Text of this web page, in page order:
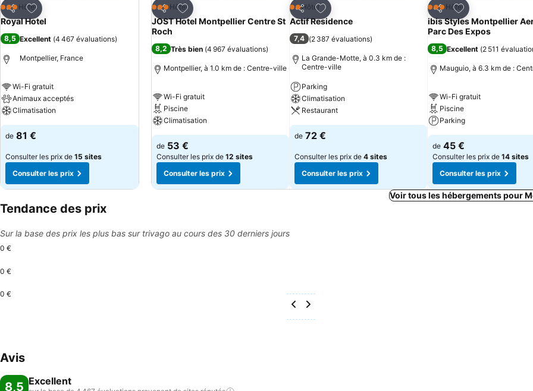
Partager
Ajouter à mes favoris
3 ÉtoilesHôtel
Royal Hotel
8,5 Excellent (4 467 évaluations)
Montpellier, France
Wi-Fi gratuit
Animaux acceptés
Climatisation
de 81 €
Consulter les prix de 15 sites
Consulter les prix
Partager
Ajouter à mes favoris
3 ÉtoilesHôtel
JOST Hotel Montpellier Centre St
Roch
8,2 Très bien (4 967 évaluations)
Montpellier, à 1.0 km de : Centre-ville
Wi-Fi gratuit
Piscine
Climatisation
de 53 €
Consulter les prix de 12 sites
Consulter les prix
Partager
Ajouter à mes favoris
2 Étoiles
Hôtel
Actif Residence
7,4 (2 387 évaluations)
La Grande-Motte, à 0.3 km de :
Centre-ville
Parking
Climatisation
Restaurant
de 72 €
Consulter les prix de 4 sites
Consulter les prix
Partager
Ajouter à mes
3 ÉtoilesHôtel
ibis Styles Montpellier
Parc Des Expos
8,5 Excellent (2 511
Mauguio, à 6.3 km de :
Wi-Fi gratuit
Piscine
Parking
de 45 €
Consulter les prix de 14 sites
Consulter les prix
Voir tous les hébergements pour
Tendance des prix
Sur la base des prix les plus bas sur trivago au cours des 30 derniers jours
0 €
0 €
0 €
Avis
8,5 Excellent